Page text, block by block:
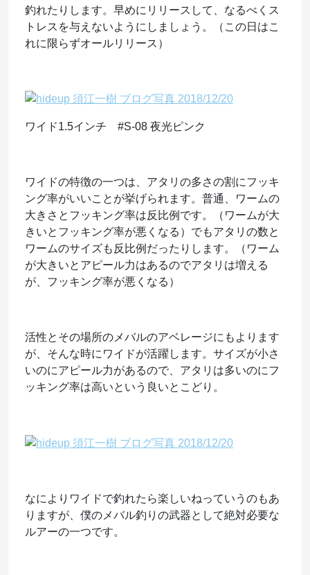
釣れたりします。早めにリリースして、なるべくス
トレスを与えないようにしましょう。（この日はこ
れに限らずオールリリース）
ワイド1.5インチ #S-08 夜光ピンク
ワイドの特徴の一つは、アタリの多さの割にフッキ
ング率がいいことが挙げられます。普通、ワームの
大きさとフッキング率は反比例です。（ワームが大
きいとフッキング率が悪くなる）でもアタリの数と
ワームのサイズも反比例だったりします。（ワーム
が大きいとアピール力はあるのでアタリは増える
が、フッキング率が悪くなる）
活性とその場所のメバルのアベレージにもよります
が、そんな時にワイドが活躍します。サイズが小さ
いのにアピール力があるので、アタリは多いのにフ
ッキング率は高いという良いとこどり。
なによりワイドで釣れたら楽しいねっていうのもあ
りますが、僕のメバル釣りの武器として絶対必要な
ルアーの一つです。